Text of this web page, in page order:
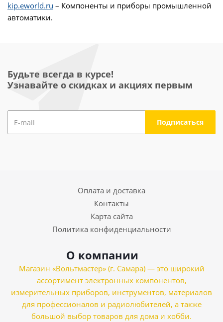
kip.eworld.ru – Компоненты и приборы промышленной
автоматики.
Будьте всегда в курсе!
Узнавайте о скидках и акциях первым
Оплата и доставка
Контакты
Карта сайта
Политика конфиденциальности
О компании
Магазин «Вольтмастер» (г. Самара) — это широкий
ассортимент электронных компонентов,
измерительных приборов, инструментов, материалов
для профессионалов и радиолюбителей, а также
большой выбор товаров для дома и хобби.